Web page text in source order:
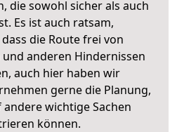
die sowohl sicher als auch
Es ist auch ratsam,
die Route frei von
anderen Hindernissen
auch hier haben wir
gerne die Planung,
wichtige Sachen
können.